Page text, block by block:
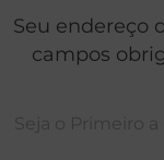
Seu endereço
campos